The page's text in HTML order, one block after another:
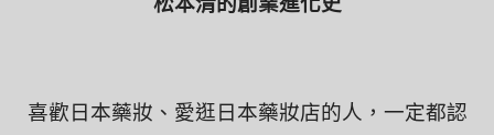
喜歡日本藥妝、愛逛日本藥妝店的人，一定都認